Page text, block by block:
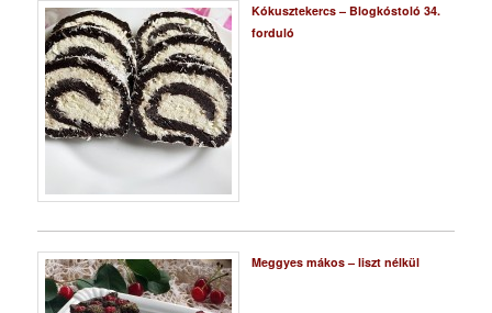
Kókusztekercs – Blogkóstoló 34.
forduló
Meggyes mákos – liszt nélkül